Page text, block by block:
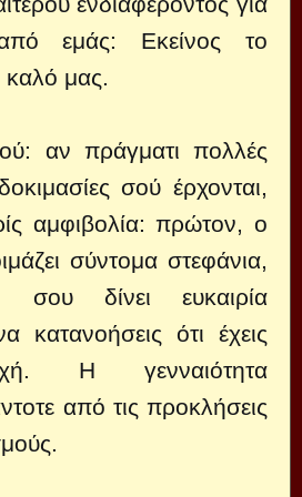
εμάς: Εκείνος το
καλό μας.
αν πράγματι πολλές
σού έρχονται,
αμφιβολία: πρώτον, ο
σύντομα στεφάνια,
σου δίνει ευκαιρία
κατανοήσεις ότι έχεις
Η γενναιότητα
από τις προκλήσεις